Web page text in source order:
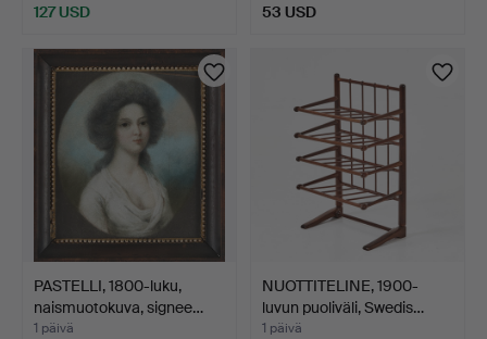
127 USD 53 USD
PASTELLI, 1800-luku,
naismuotokuva, signee…
1 päivä
NUOTTITELINE, 1900-
luvun puoliväli, Swedis…
1 päivä